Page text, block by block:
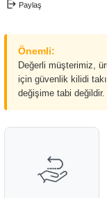
Paylaş
Önemli:
Değerli müşterimiz,
için güvenlik kilidi
değişime tabi değildir.